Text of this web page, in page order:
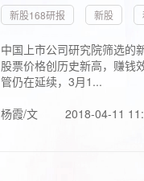
新股168研报 新股
中国上市公司研究院筛选的
股票价格创历史新高，赚钱
管仍在延续，3月1...
杨霞/文
2018-04-11